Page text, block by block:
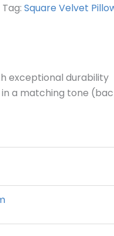
Tag:Square Velvet
exceptional durability
a matching tone